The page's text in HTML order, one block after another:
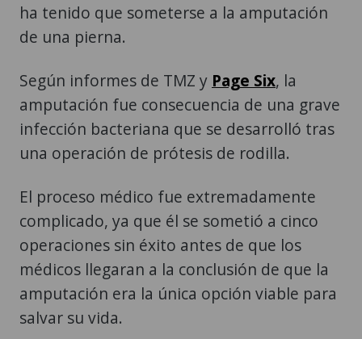
ha tenido que someterse a la amputación
de una pierna.
Según informes de TMZ y Page Six, la
amputación fue consecuencia de una grave
infección bacteriana que se desarrolló tras
una operación de prótesis de rodilla.
El proceso médico fue extremadamente
complicado, ya que él se sometió a cinco
operaciones sin éxito antes de que los
médicos llegaran a la conclusión de que la
amputación era la única opción viable para
salvar su vida.